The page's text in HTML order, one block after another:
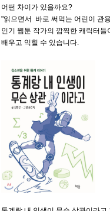
어떤 차이가 있을까요?
"읽으면서 바로 써먹는 어린이 관
인기 웹툰 작가의 깜찍한 캐릭터
배우고 익힐 수 있습니다.